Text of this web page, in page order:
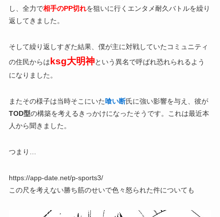
し、全力で相手のPP切れを狙いに行くエンタメ耐久バトルを繰り
返してきました。
そして繰り返しすぎた結果、僕が主に対戦していたコミュニティ
の住民からは ksg大明神という異名で呼ばれ恐れられるよう
になりました。
またその様子は当時そこにいた 喰い断氏に強い影響を与え、彼が
TOD型の構築を考えるきっかけになったそうです。これは最近本
人から聞きました。
つまり…
https://app-date.net/p-sports3/
この尺を考えない勝ち筋のせいで色々怒られた件についても